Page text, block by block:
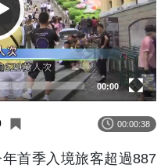
00:00
00:00:38
首季入境旅客超過887